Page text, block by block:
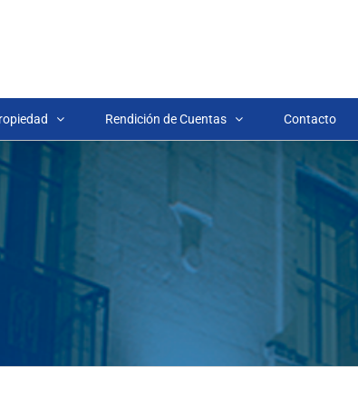
Rendición de Cuentas Contacto